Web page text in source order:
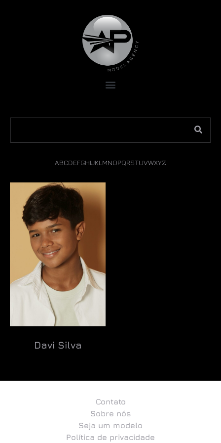
ABCDEFGHIJKL MNOPQRSTUVWXYZ
Davi Silva
Contato
Sobre nós
Seja um modelo
Política de privacidade